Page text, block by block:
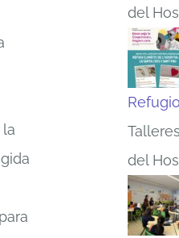
del
del